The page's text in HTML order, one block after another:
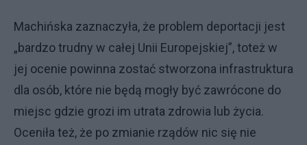
Machińska zaznaczyła, że problem deportacji jest
„bardzo trudny w całej Unii Europejskiej”, toteż w
jej ocenie powinna zostać stworzona infrastruktura
dla osób, które nie będą mogły być zawrócone do
miejsc gdzie grozi im utrata zdrowia lub życia.
Oceniła też, że po zmianie rządów nic się nie